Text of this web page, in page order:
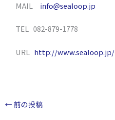
MAIL info@sealoop.jp
TEL 082-879-1778
URL http://www.sealoop.jp/
← 前の投稿